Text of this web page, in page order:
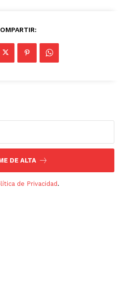
DE ALTA
de Privacidad .